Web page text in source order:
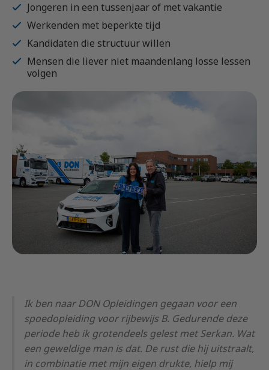
Jongeren in een tussenjaar of met vakantie
Werkenden met beperkte tijd
Kandidaten die structuur willen
Mensen die liever niet maandenlang losse lessen
volgen
Ik ben naar DON Opleidingen gegaan voor een
spoedopleiding voor rijbewijs B. Gedurende deze
periode heb ik grotendeels gelest met Serkan. Wat
een geweldige man is dat. De rust die hij uitstraalt,
in combinatie met mijn eigen drukte, hielp mij